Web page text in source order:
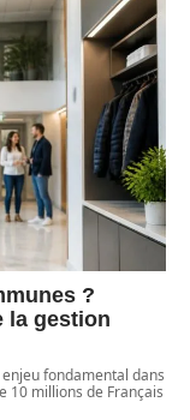
?
la gestion
fondamental dans
10 millions de Français